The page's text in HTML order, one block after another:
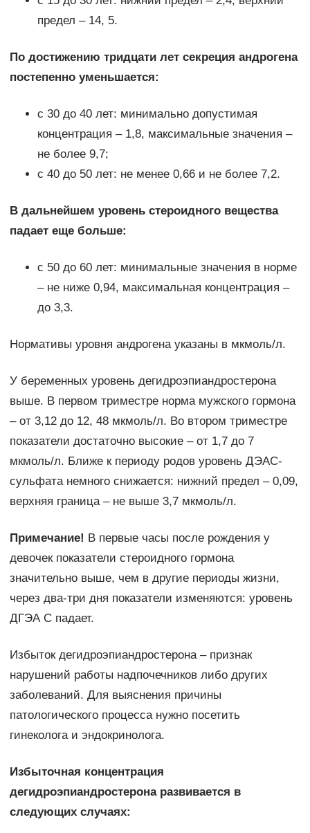
предел – 14, 5.
По достижению тридцати лет секреция андрогена
постепенно уменьшается:
с 30 до 40 лет: минимально допустимая
концентрация – 1,8, максимальные значения –
не более 9,7;
с 40 до 50 лет: не менее 0,66 и не более 7,2.
В дальнейшем уровень стероидного вещества
падает еще больше:
с 50 до 60 лет: минимальные значения в норме
– не ниже 0,94, максимальная концентрация –
до 3,3.
Нормативы уровня андрогена указаны в мкмоль/л.
У беременных уровень дегидроэпиандростерона
выше. В первом триместре норма мужского гормона
– от 3,12 до 12, 48 мкмоль/л. Во втором триместре
показатели достаточно высокие – от 1,7 до 7
мкмоль/л. Ближе к периоду родов уровень ДЭАС-
сульфата немного снижается: нижний предел – 0,09,
верхняя граница – не выше 3,7 мкмоль/л.
Примечание! В первые часы после рождения у
девочек показатели стероидного гормона
значительно выше, чем в другие периоды жизни,
через два-три дня показатели изменяются: уровень
ДГЭА С падает.
Избыток дегидроэпиандростерона – признак
нарушений работы надпочечников либо других
заболеваний. Для выяснения причины
патологического процесса нужно посетить
гинеколога и эндокринолога.
Избыточная концентрация
дегидроэпиандростерона развивается в
следующих случаях: